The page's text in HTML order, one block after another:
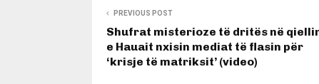
PREVIOUS POST
Shufrat misterioze të dritës në
e Hauait nxisin mediat të flasin për
‘krisje të matriksit’ (video)